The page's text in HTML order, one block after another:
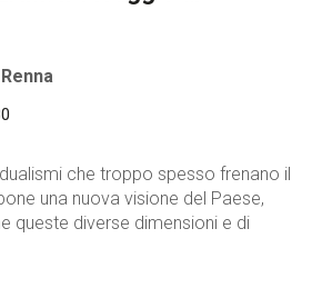
che troppo spesso frenano il
una nuova visione del Paese,
queste diverse dimensioni e di